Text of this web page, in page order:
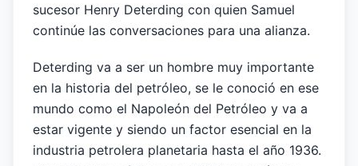
sucesor Henry Deterding con quien Samuel
continúe las conversaciones para una alianza.
Deterding va a ser un hombre muy importante
en la historia del petróleo, se le conoció en ese
mundo como el Napoleón del Petróleo y va a
estar vigente y siendo un factor esencial en la
industria petrolera planetaria hasta el año 1936.